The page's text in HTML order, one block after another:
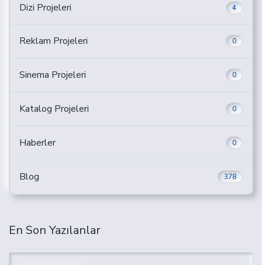
Dizi Projeleri 4
Reklam Projeleri 0
Sinema Projeleri 0
Katalog Projeleri 0
Haberler 0
Blog 378
En Son Yazılanlar